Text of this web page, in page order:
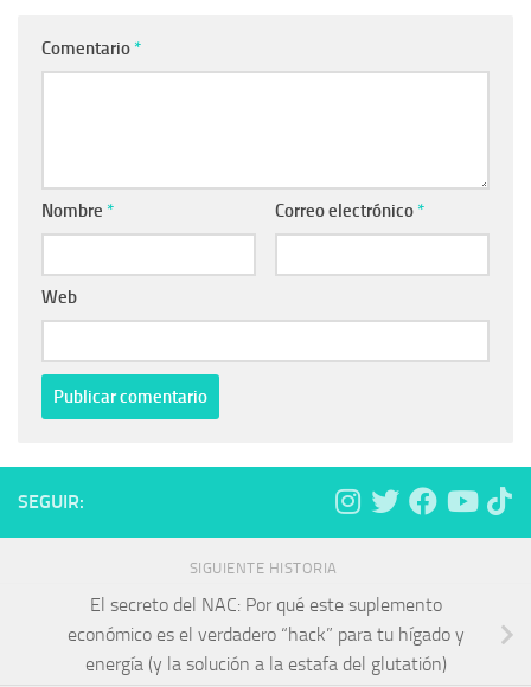
Comentario *
Nombre * Correo electrónico *
Web
SEGUIR:
SIGUIENTE HISTORIA
El secreto del NAC: Por qué este suplemento
económico es el verdadero “hack” para tu hígado y
energía (y la solución a la estafa del glutatión)